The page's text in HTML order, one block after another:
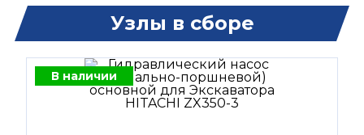
Узлы в сборе
В наличии